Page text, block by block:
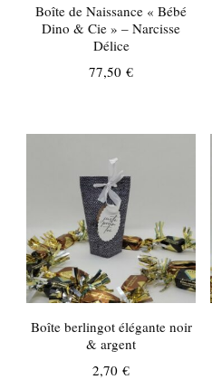
Boîte de Naissance « Bébé
Dino & Cie » – Narcisse
Délice
77,50€
Boîte berlingot élégante noir
& argent
2,70€